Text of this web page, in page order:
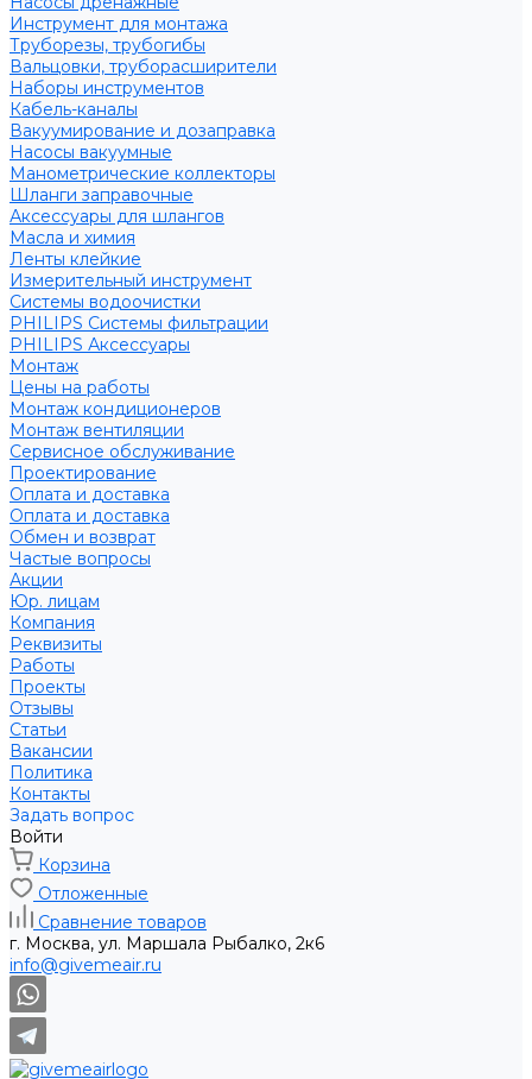
Инструмент для монтажа
Труборезы, трубогибы
Вальцовки, труборасширители
Наборы инструментов
Кабель-каналы
Вакуумирование и дозаправка
Насосы вакуумные
Манометрические коллекторы
Шланги заправочные
Аксессуары для шлангов
Масла и химия
Ленты клейкие
Измерительный инструмент
Системы водоочистки
PHILIPS Системы фильтрации
PHILIPS Аксессуары
Монтаж
Цены на работы
Монтаж кондиционеров
Монтаж вентиляции
Сервисное обслуживание
Проектирование
Оплата и доставка
Оплата и доставка
Обмен и возврат
Частые вопросы
Акции
Юр. лицам
Компания
Реквизиты
Работы
Проекты
Отзывы
Статьи
Вакансии
Политика
Контакты
Задать вопрос
Войти
Корзина
Отложенные
Сравнение товаров
г. Москва, ул. Маршала Рыбалко, 2к6
info@givemeair.ru